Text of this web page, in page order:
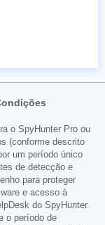
o SpyHunter Pro ou
(conforme descrito
um período único
de detecção e
para proteger
e acesso à
do SpyHunter.
o período de